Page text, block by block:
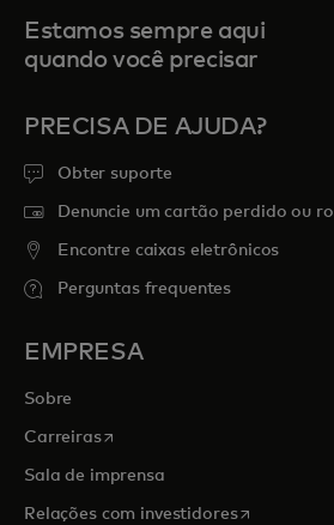
Estamos sempre aqui
quando você precisar
PRECISA DE AJUDA?
Obter suporte
Denuncie um cartão perdido ou
Encontre caixas eletrônicos
Perguntas frequentes
EMPRESA
Sobre
Carreirasabre em uma nova guia
Sala de imprensa
Relações com investidoresabre em